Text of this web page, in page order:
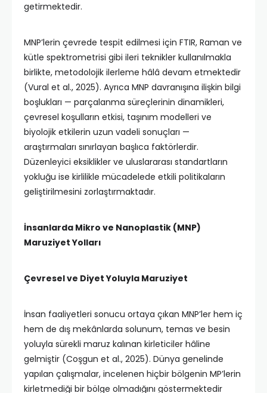
getirmektedir.
MNP’lerin çevrede tespit edilmesi için FTIR, Raman ve
kütle spektrometrisi gibi ileri teknikler kullanılmakla
birlikte, metodolojik ilerleme hâlâ devam etmektedir
(Vural et al., 2025). Ayrıca MNP davranışına ilişkin bilgi
boşlukları — parçalanma süreçlerinin dinamikleri,
çevresel koşulların etkisi, taşınım modelleri ve
biyolojik etkilerin uzun vadeli sonuçları —
araştırmaları sınırlayan başlıca faktörlerdir.
Düzenleyici eksiklikler ve uluslararası standartların
yokluğu ise kirlilikle mücadelede etkili politikaların
geliştirilmesini zorlaştırmaktadır.
İnsanlarda Mikro ve Nanoplastik (MNP)
Maruziyet Yolları
Çevresel ve Diyet Yoluyla Maruziyet
İnsan faaliyetleri sonucu ortaya çıkan MNP’ler hem iç
hem de dış mekânlarda solunum, temas ve besin
yoluyla sürekli maruz kalınan kirleticiler hâline
gelmiştir (Coşgun et al., 2025). Dünya genelinde
yapılan çalışmalar, incelenen hiçbir bölgenin MP’lerin
kirletmediği bir bölge olmadığını göstermektedir